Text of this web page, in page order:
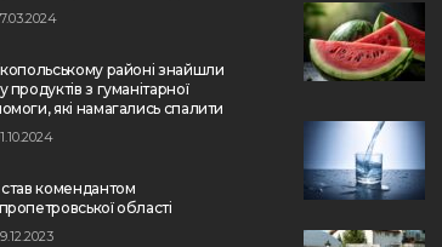
районі знайшли
продуктів з гуманітарної
які намагались спалити
став комендантом
області